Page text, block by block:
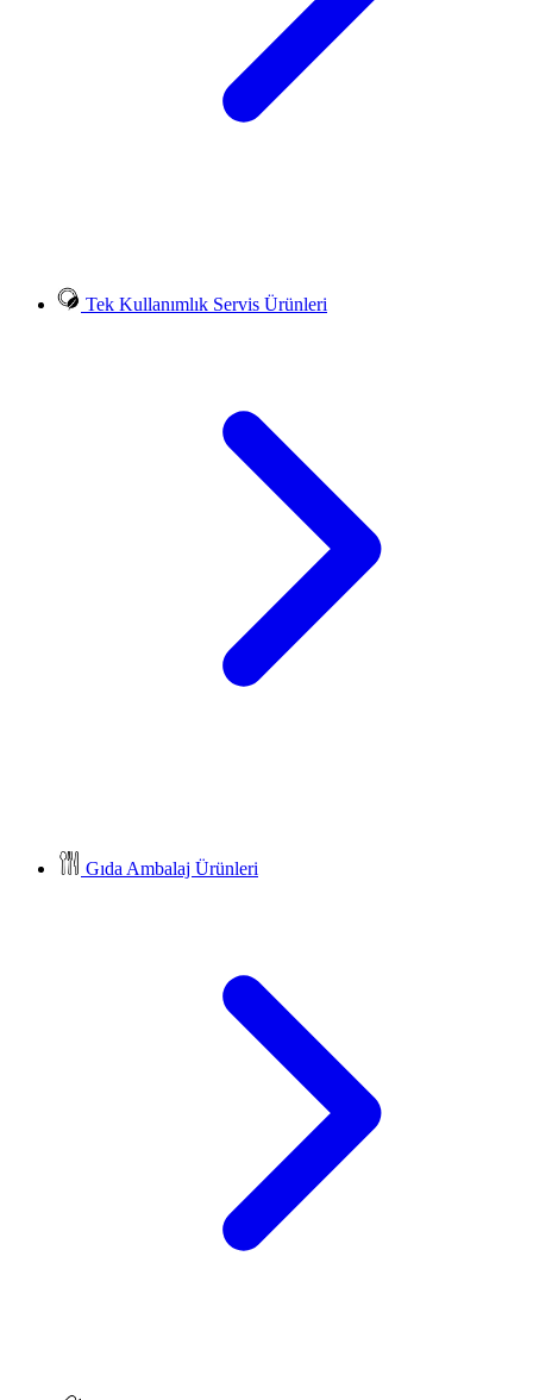
Tek Kullanımlık Servis Ürünleri
Gıda Ambalaj Ürünleri